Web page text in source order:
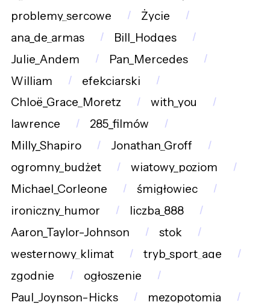
problemy_sercowe
Życie
ana_de_armas
Bill_Hodges
Julie_Andem
Pan_Mercedes
William
efekciarski
Chloë_Grace_Moretz
with_you
lawrence
285_filmów
Milly_Shapiro
Jonathan_Groff
ogromny_budżet
wiatowy_poziom
Michael_Corleone
śmigłowiec
ironiczny_humor
liczba_888
Aaron_Taylor-Johnson
stok
westernowy_klimat
tryb_sport_age
zgodnie
ogłoszenie
Paul_Joynson-Hicks
mezopotomia